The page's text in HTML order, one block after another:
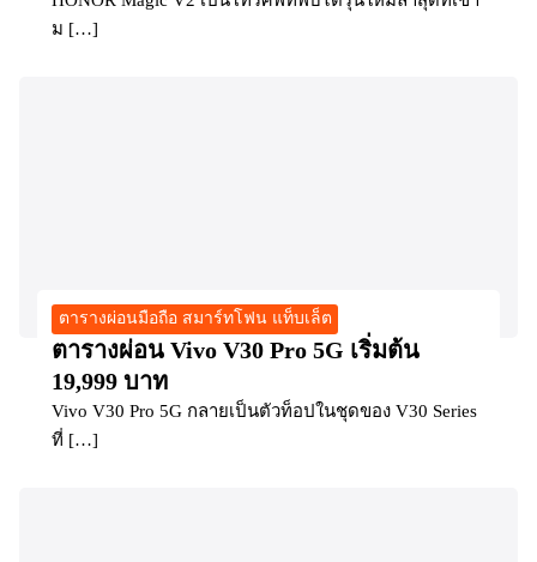
ม […]
ตารางผ่อนมือถือ สมาร์ทโฟน แท็บเล็ต
ตารางผ่อน Vivo V30 Pro 5G เริ่มต้น
19,999 บาท
Vivo V30 Pro 5G กลายเป็นตัวท็อปในชุดของ V30 Series
ที่ […]